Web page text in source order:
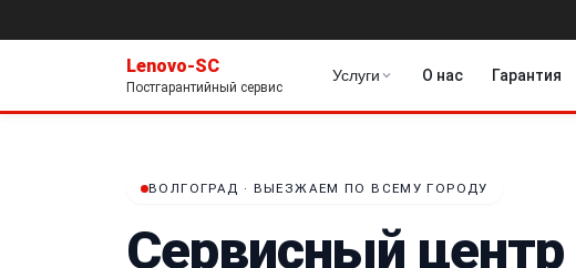
Lenovo-SC
Постгарантийный сервис
Услуги О нас Гарантия
ВОЛГОГРАД · ВЫЕЗЖАЕМ ПО ВСЕМУ ГОРОДУ
Сервисный центр